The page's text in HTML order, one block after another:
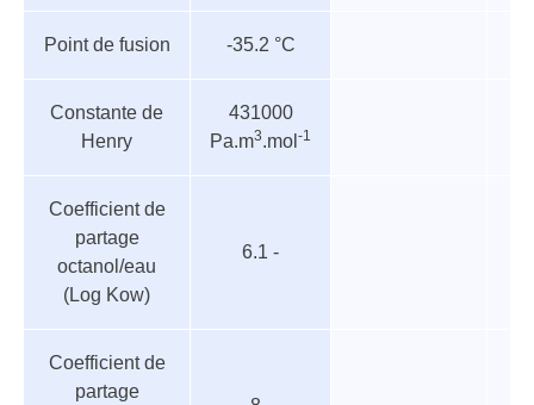
Point de fusion -35.2 °C
Constante de
Henry
431000
Pa.m3.mol -1
Coefficient de
partage
octanol/eau
(Log Kow)
6.1 -
Coefficient de
partage